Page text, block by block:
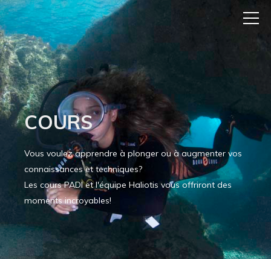
COURS
Vous voulez apprendre à plonger ou à augmenter vos
connaissances et techniques?
Les cours PADI et l'équipe Haliotis vous offriront des
moments incroyables!